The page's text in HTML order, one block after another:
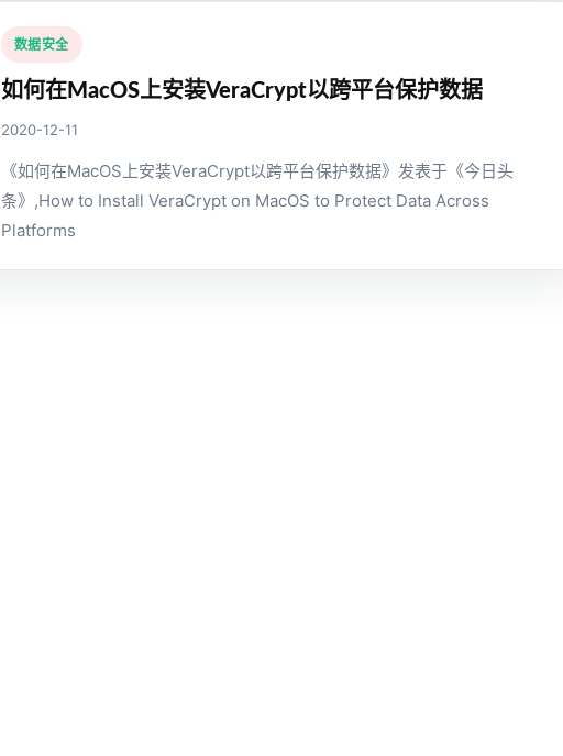
数据安全
如何在MacOS上安装VeraCrypt以跨平台保护数据
2020-12-11
《如何在MacOS上安装VeraCrypt以跨平台保护数据》发表于《今日头
条》,How to Install VeraCrypt on MacOS to Protect Data Across
Platforms